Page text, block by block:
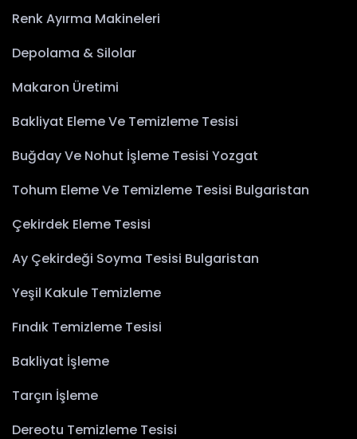
Renk Ayırma Makineleri
Depolama & Silolar
Makaron Üretimi
Bakliyat Eleme Ve Temizleme Tesisi
Buğday Ve Nohut İşleme Tesisi Yozgat
Tohum Eleme Ve Temizleme Tesisi Bulgaristan
Çekirdek Eleme Tesisi
Ay Çekirdeği Soyma Tesisi Bulgaristan
Yeşil Kakule Temizleme
Fındık Temizleme Tesisi
Bakliyat İşleme
Tarçın İşleme
Dereotu Temizleme Tesisi